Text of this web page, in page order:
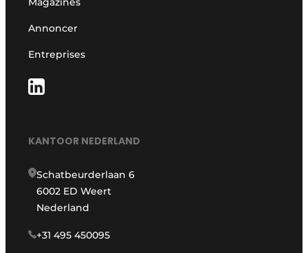
Annoncer
Entreprises
KANTOOR NEDERLAND
Schatbeurderlaan 6
6002 ED Weert
Nederland
+31 495 450095